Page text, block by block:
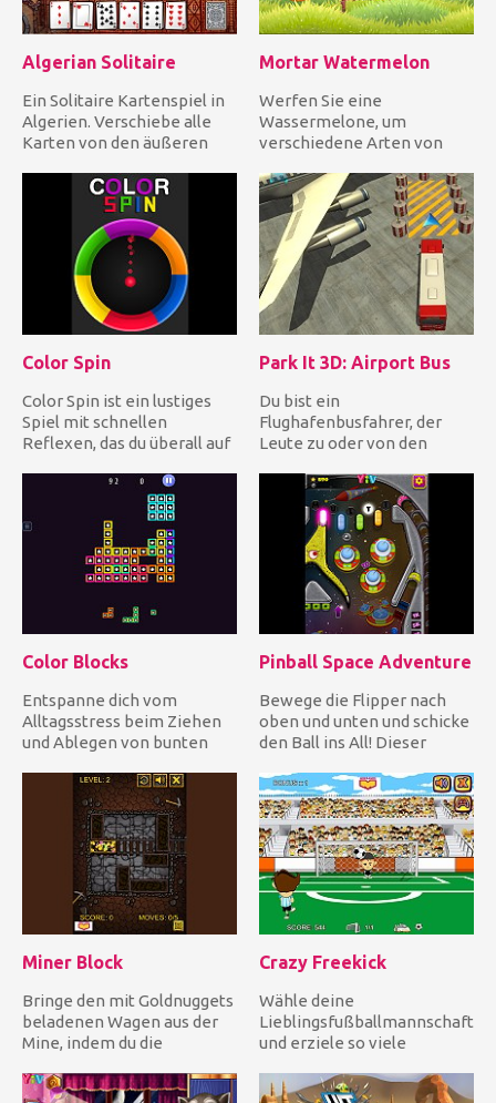
Algerian Solitaire
Ein Solitaire Kartenspiel in
Algerien. Verschiebe alle
Karten von den äußeren
Mortar Watermelon
Werfen Sie eine
Wassermelone, um
verschiedene Arten von
und legen Sie sie...
Color Spin
Color Spin ist ein lustiges
Spiel mit schnellen
Reflexen, das du überall auf
Park It 3D: Airport Bus
Du bist ein
Flughafenbusfahrer, der
Leute zu oder von den
Sie daran, dass...
Color Blocks
Entspanne dich vom
Alltagsstress beim Ziehen
und Ablegen von bunten
Pinball Space Adventure
Bewege die Flipper nach
oben und unten und schicke
den Ball ins All! Dieser
Miner Block
Bringe den mit Goldnuggets
beladenen Wagen aus der
Mine, indem du die
schieb...
Crazy Freekick
Wähle deine
Lieblingsfußballmannschaft
und erziele so viele
Tippen Sie, um de...